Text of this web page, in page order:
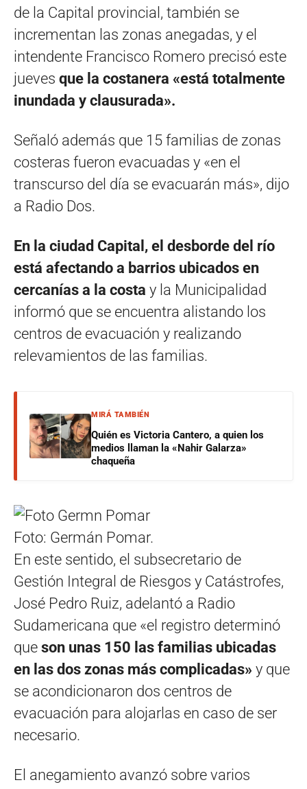
de la Capital provincial, también se
incrementan las zonas anegadas, y el
intendente Francisco Romero precisó este
jueves que la costanera «está totalmente
inundada y clausurada».
Señaló además que 15 familias de zonas
costeras fueron evacuadas y «en el
transcurso del día se evacuarán más», dijo
a Radio Dos.
En la ciudad Capital, el desborde del río
está afectando a barrios ubicados en
cercanías a la costa y la Municipalidad
informó que se encuentra alistando los
centros de evacuación y realizando
relevamientos de las familias.
MIRÁ TAMBIÉN
Quién es Victoria Cantero, a quien los
medios llaman la «Nahir Galarza»
chaqueña
Foto: Germán Pomar.
En este sentido, el subsecretario de
Gestión Integral de Riesgos y Catástrofes,
José Pedro Ruiz, adelantó a Radio
Sudamericana que «el registro determinó
que son unas 150 las familias ubicadas
en las dos zonas más complicadas» y que
se acondicionaron dos centros de
evacuación para alojarlas en caso de ser
necesario.
El anegamiento avanzó sobre varios